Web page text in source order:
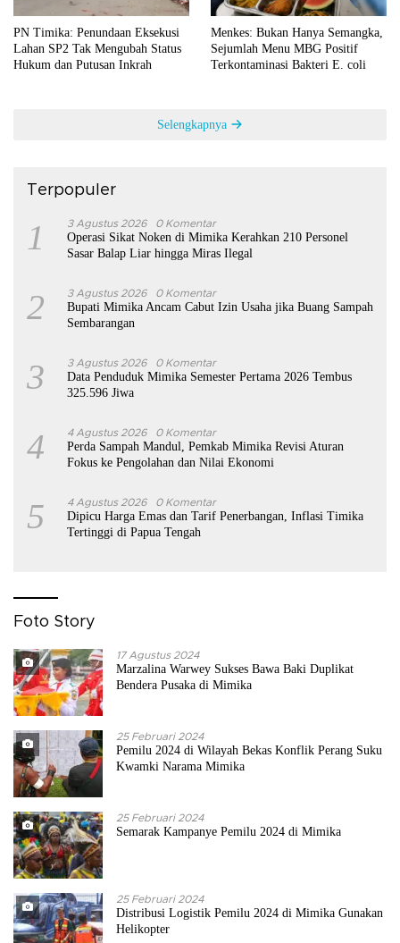
PN Timika: Penundaan Eksekusi
Lahan SP2 Tak Mengubah Status
Hukum dan Putusan Inkrah
Menkes: Bukan Hanya Semangka,
Sejumlah Menu MBG Positif
Terkontaminasi Bakteri E. coli
Selengkapnya
Terpopuler
1 3 Agustus 2026 0 Komentar
Operasi Sikat Noken di Mimika Kerahkan 210 Personel
Sasar Balap Liar hingga Miras Ilegal
2 3 Agustus 2026 0 Komentar
Bupati Mimika Ancam Cabut Izin Usaha jika Buang Sampah
Sembarangan
3 3 Agustus 2026 0 Komentar
Data Penduduk Mimika Semester Pertama 2026 Tembus
325.596 Jiwa
4 4 Agustus 2026 0 Komentar
Perda Sampah Mandul, Pemkab Mimika Revisi Aturan
Fokus ke Pengolahan dan Nilai Ekonomi
5 4 Agustus 2026 0 Komentar
Dipicu Harga Emas dan Tarif Penerbangan, Inflasi Timika
Tertinggi di Papua Tengah
Foto Story
17 Agustus 2024
Marzalina Warwey Sukses Bawa Baki Duplikat
Bendera Pusaka di Mimika
25 Februari 2024
Pemilu 2024 di Wilayah Bekas Konflik Perang Suku
Kwamki Narama Mimika
25 Februari 2024
Semarak Kampanye Pemilu 2024 di Mimika
25 Februari 2024
Distribusi Logistik Pemilu 2024 di Mimika Gunakan
Helikopter